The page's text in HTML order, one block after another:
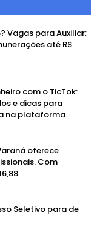
Vagas para Auxiliar;
até R$
com o TicTok:
e dicas para
na plataforma.
oferece
Com
Seletivo para de